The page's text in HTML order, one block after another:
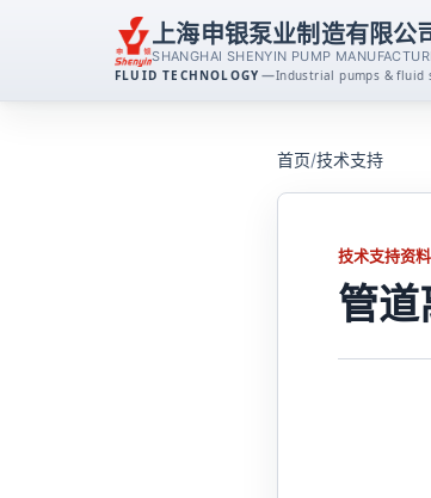
上海申银泵业制造有限公
SHANGHAI SHENYIN PUMP
FLUID TECHNOLOGY —Industrial pumps & fluid
消
排
首页/技术支持
技术支持资料
管道